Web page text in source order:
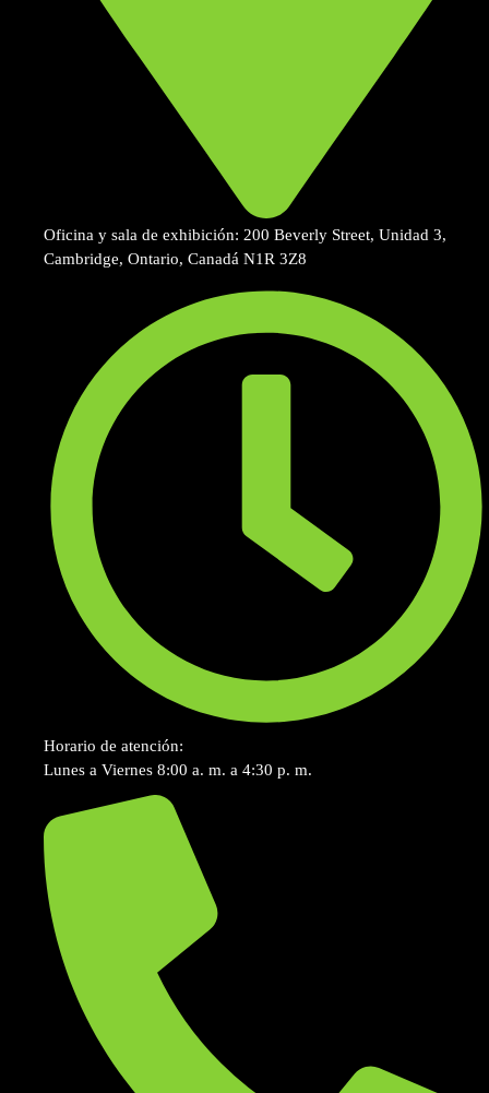
Oficina y sala de exhibición: 200 Beverly Street, Unidad 3,
Cambridge, Ontario, Canadá N1R 3Z8
Horario de atención:
Lunes a Viernes 8:00 a. m. a 4:30 p. m.